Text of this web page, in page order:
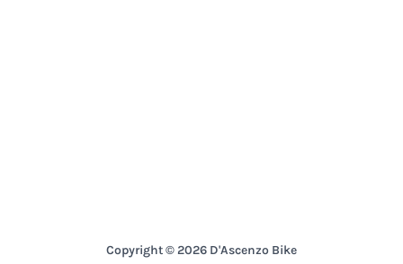
Copyright © 2026 D'Ascenzo Bike